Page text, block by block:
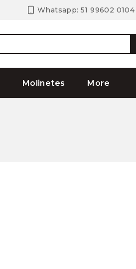
Whatsapp: 51 99602 0104
Molinetes More